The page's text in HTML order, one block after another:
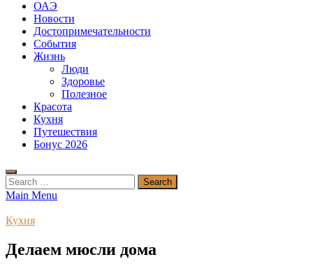
ОАЭ
Новости
Достопримечательности
События
Жизнь
Люди
Здоровье
Полезное
Красота
Кухня
Путешествия
Бонус 2026
Search
for:
Main Menu
Кухня
Делаем мюсли дома